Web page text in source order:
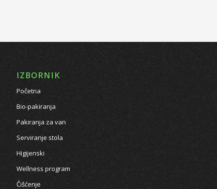
IZBORNIK
Početna
Bio-pakiranja
Pakiranja za van
Serviranje stola
Higijenski
Wellness program
Čišćenje